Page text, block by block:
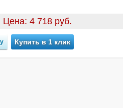
Цена: 4 718 руб.
Купить в 1 клик